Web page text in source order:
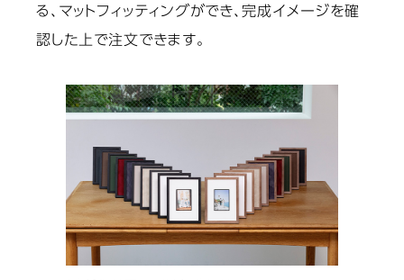
る、マットフィッティングができ、完成イメージを確
認した上で注文できます。